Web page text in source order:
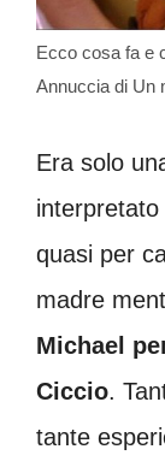
Ecco cosa fa e
Annuccia di Un
Era solo
quasi per
madre
Michael
Ciccio.
tante